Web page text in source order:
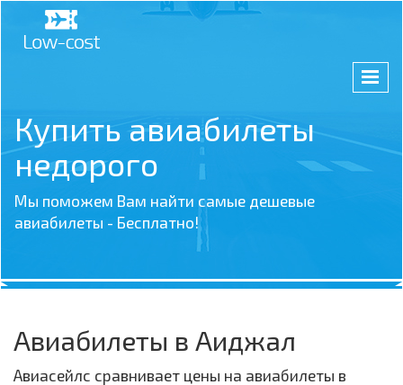
Купить авиабилеты
недорого
Мы поможем Вам найти самые дешевые
авиабилеты - Бесплатно!
Авиабилеты в Аиджал
Авиасейлс сравнивает цены на авиабилеты в